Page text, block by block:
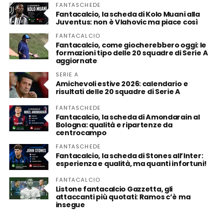
FANTASCHEDE
Fantacalcio, la scheda di Kolo Muani alla
Juventus: non è Vlahovic ma piace così
FANTACALCIO
Fantacalcio, come giocherebbero oggi: le
formazioni tipo delle 20 squadre di Serie A
aggiornate
SERIE A
Amichevoli estive 2026: calendario e
risultati delle 20 squadre di Serie A
FANTASCHEDE
Fantacalcio, la scheda di Amondarain al
Bologna: qualità e ripartenze da
centrocampo
FANTASCHEDE
Fantacalcio, la scheda di Stones all’Inter:
esperienza e qualità, ma quanti infortuni!
FANTACALCIO
Listone fantacalcio Gazzetta, gli
attaccanti più quotati: Ramos c’è ma
insegue